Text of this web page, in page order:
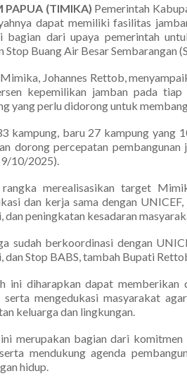
PAPUA (TIMIKA) Pemerintah
dapat memiliki fasilitas
bagian dari upaya pemerintah
Stop Buang Air Besar Sembarangan
Johannes Rettob,
kepemilikan jamban pada
yang perlu didorong untuk
kampung, baru 27 kampung yang
dorong percepatan
10/2025).
rangka merealisasikan target
dan kerja sama dengan
dan peningkatan kesadaran
sudah berkoordinasi dengan
dan Stop BABS, tambah Bupati
ini diharapkan dapat memberikan
serta mengedukasi masyarakat
keluarga dan lingkungan.
merupakan bagian dari
mendukung agenda
hidup.